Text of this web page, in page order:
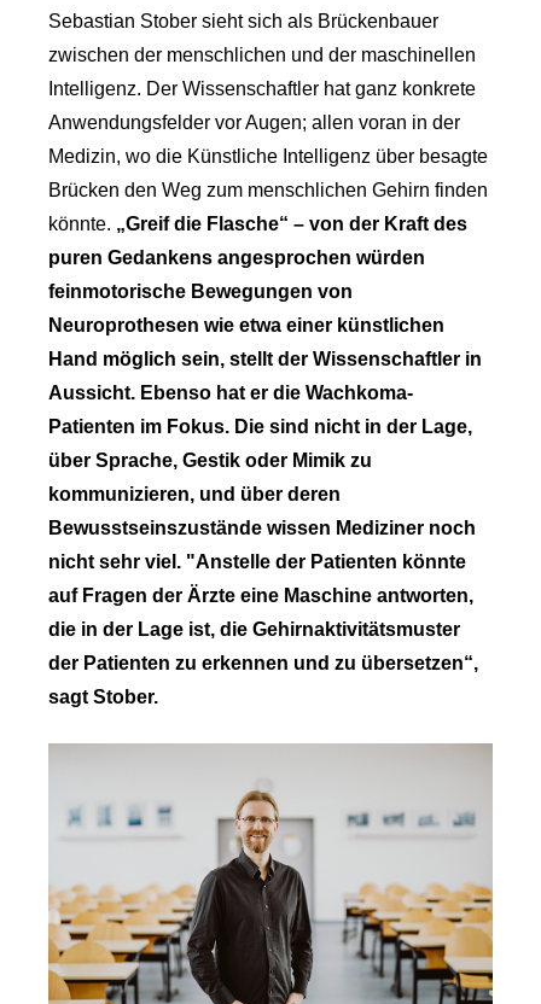
Sebastian Stober sieht sich als Brückenbauer
zwischen der menschlichen und der maschinellen
Intelligenz. Der Wissenschaftler hat ganz konkrete
Anwendungsfelder vor Augen; allen voran in der
Medizin, wo die Künstliche Intelligenz über besagte
Brücken den Weg zum menschlichen Gehirn finden
könnte. „Greif die Flasche“ – von der Kraft des
puren Gedankens angesprochen würden
feinmotorische Bewegungen von
Neuroprothesen wie etwa einer künstlichen
Hand möglich sein, stellt der Wissenschaftler in
Aussicht. Ebenso hat er die Wachkoma-
Patienten im Fokus. Die sind nicht in der Lage,
über Sprache, Gestik oder Mimik zu
kommunizieren, und über deren
Bewusstseinszustände wissen Mediziner noch
nicht sehr viel. "Anstelle der Patienten könnte
auf Fragen der Ärzte eine Maschine antworten,
die in der Lage ist, die Gehirnaktivitätsmuster
der Patienten zu erkennen und zu übersetzen“,
sagt Stober.